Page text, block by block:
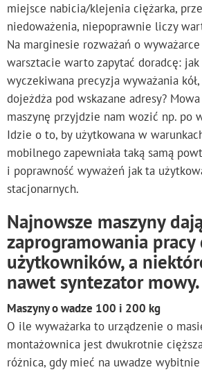
miejsce nabicia/klejenia ciężarka,
niedoważenia, niepoprawnie liczy
Na marginesie rozważań o
warsztacie warto zapytać doradcę: jak
wyczekiwana precyzja wyważania
dojeżdża pod wskazane adresy?
maszynę przyjdzie nam wozić np. po
Idzie o to, by użytkowana w
mobilnego zapewniała taką samą
i poprawność wyważeń jak ta
stacjonarnych.
Najnowsze maszyny
zaprogramowania
użytkowników, a
nawet syntezator mowy.
Maszyny o wadze 100 i 200 kg
O ile wyważarka to urządzenie o
montażownica jest dwukrotnie
różnica, gdy mieć na uwadze